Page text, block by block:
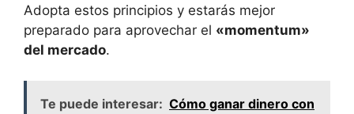
⁣Adopta ⁢estos principios y estarás ⁢mejor
preparado para aprovechar ⁢el «momentum»
del mercado.
Te puede interesar: Cómo ganar dinero con